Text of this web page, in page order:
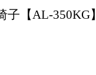
【AL-350KG】